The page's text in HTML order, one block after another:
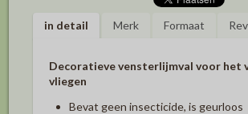
in detail Merk Formaat
Decoratieve vensterlijmval voor het
vliegen
Bevat geen insecticide, is geurloos